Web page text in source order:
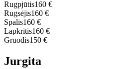
Rugpjūtis160 €
Rugsėjis160 €
Spalis160 €
Lapkritis160 €
Gruodis150 €
Jurgita